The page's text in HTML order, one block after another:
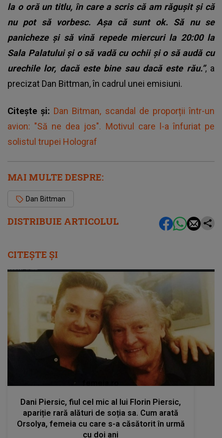
DISTRIBUIE ARTICOLUL
la o oră un titlu, în care a scris că am răgușit și că
nu pot să vorbesc. Așa că sunt ok. Să nu se
panicheze și să vină repede miercuri la 20:00 la
Sala Palatului și o să vadă cu ochii și o să audă cu
urechile lor, dacă este bine sau dacă este rău.”, a
precizat Dan Bittman, în cadrul unei emisiuni.
Citește și: Dan Bitman, scandal de proporții într-un
avion: "Să ne dea jos". Motivul care l-a înfuriat pe
solistul trupei Holograf
MAI MULTE DESPRE:
Dan Bittman
CITEȘTE ȘI
Dani Piersic, fiul cel mic al lui Florin Piersic,
apariție rară alături de soția sa. Cum arată
Orsolya, femeia cu care s-a căsătorit în urmă
cu doi ani